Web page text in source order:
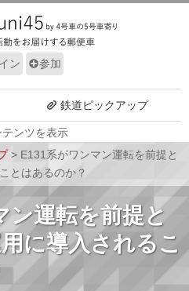
ン 参加
ンツを表示
鉄道ピックアップ
路線探訪
サイトについて
> E131系がワンマン運転を前提と
とはあるのか？
ン運転を前提と
に導入されるこ